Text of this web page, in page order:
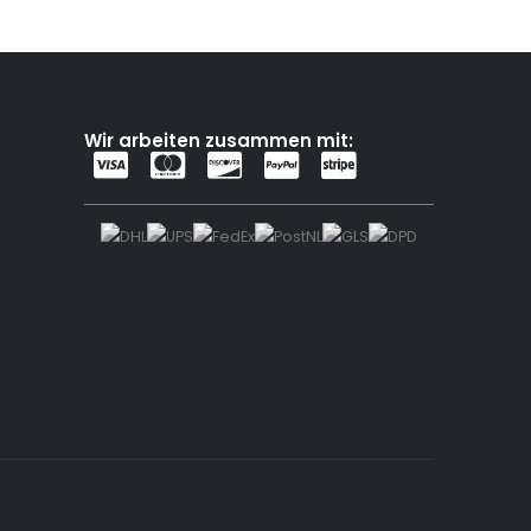
Wir arbeiten zusammen mit: